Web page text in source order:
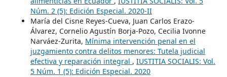
Núm. 2 (5): Edición Especial. 2020-II
María del Cisne Reyes-Cueva, Juan Carlos Erazo-
Álvarez, Cornelio Agustín Borja-Pozo, Cecilia Ivonne
Narváez-Zurita, Mínima intervención penal en el
juzgamiento contra delitos menores: Tutela judicial
efectiva y reparación integral , IUSTITIA SOCIALIS: Vol.
5 Núm. 1 (5): Edición Especial. 2020